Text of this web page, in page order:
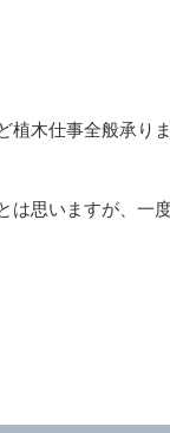
植木仕事全般承り
は思いますが、一